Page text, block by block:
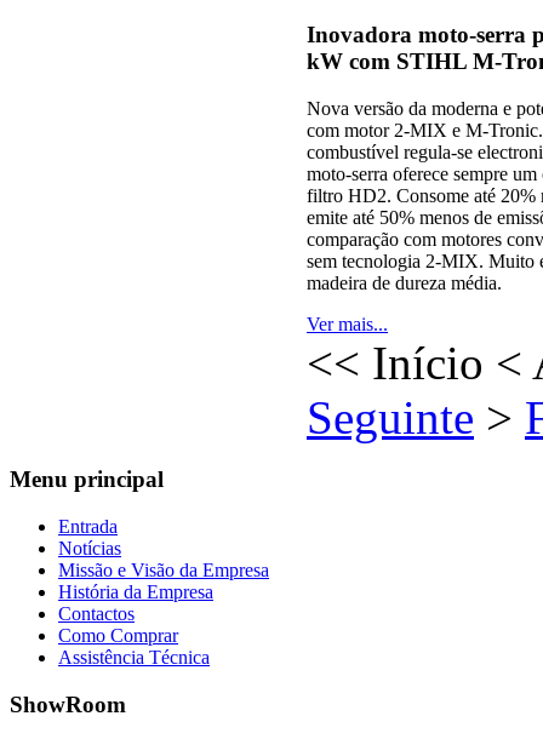
Inovadora moto-serra
kW com STIHL M-
Nova versão da moderna e
com motor 2-MIX e M-
combustível regula-se
moto-serra oferece sempre
filtro HD2. Consome até 20%
emite até 50% menos de
comparação com motores
sem tecnologia 2-MIX. Muito
madeira de dureza média.
Ver mais...
<< Início <
Seguinte >
Menu principal
Entrada
Notícias
Missão e Visão da Empresa
História da Empresa
Contactos
Como Comprar
Assistência Técnica
ShowRoom